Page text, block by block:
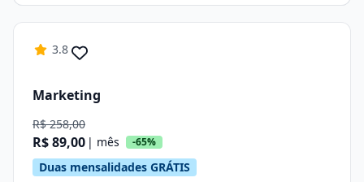
3.8
Marketing
R$ 258,00
R$ 89,00 | mês -65%
Duas mensalidades GRÁTIS